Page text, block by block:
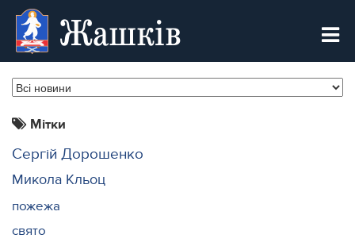
Жашків
Мітки
Сергій Дорошенко
Микола Кльоц
пожежа
свято